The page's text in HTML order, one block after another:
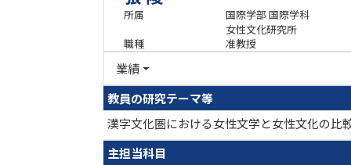
所属
国際学部 国際学科
女性文化研究所
職種
准教授
業績
教員の研究テーマ等
漢字文化圏における女性文学と女性文化の比
主担当科目